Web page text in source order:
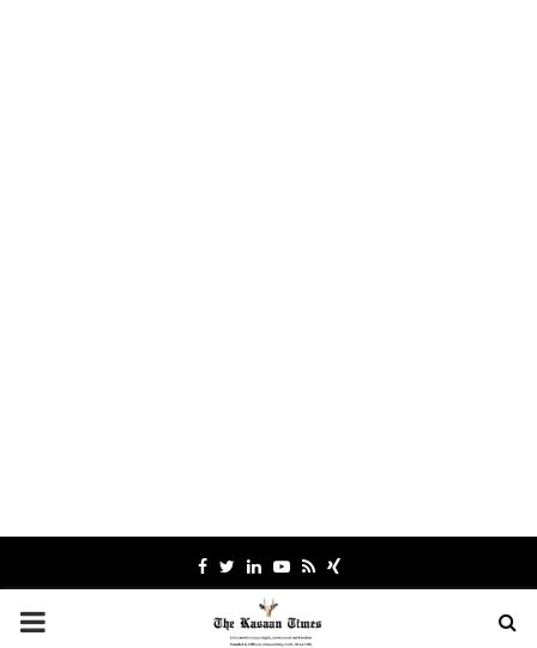
Facebook
TwitterLinkedinYoutube
RssXing
PRIMARY